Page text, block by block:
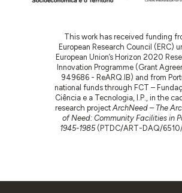
This work has received funding
European Research Council (ERC)
European Union’s Horizon 2020
Innovation Programme (Grant
949686 - ReARQ.IB) and from
national funds through FCT –
Ciência e a Tecnologia, I.P., in the
research projectArchNeed – The
of Need: Community Facilities in
1945-1985(PTDC/ART-DAQ/